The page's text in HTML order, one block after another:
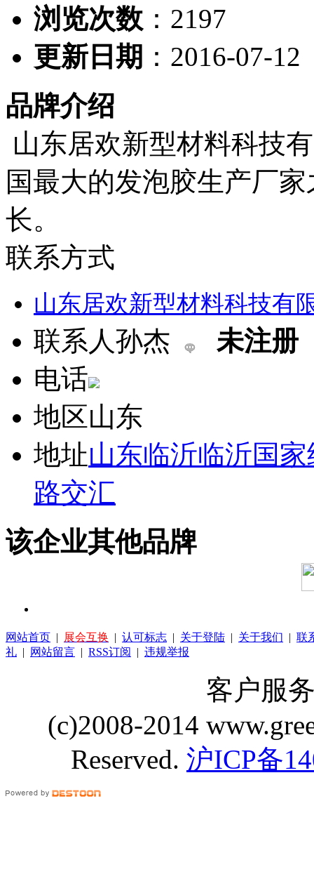
浏览次数 ： 2197
更新日期 ：2016-07-12
品牌介绍
山东居欢新型材料科技
国最大的发泡胶生产厂
长。
联系方式
山东居欢新型材料科技有
联系人孙杰
未注册
电话
地区山东
地址山东临沂临沂国
路交汇
该企业其他品牌
网站首页 | 展会互换 | 认可标志 | 关于登陆 | 关于我们 | 联
礼 | 网站留言 | RSS订阅 | 违规举报
客户服
(c)2008-2014
Reserved. 沪ICP备